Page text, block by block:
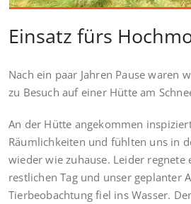
Einsatz fürs
Nach ein paar Jahren Pause waren
zu Besuch auf einer Hütte am
An der Hütte angekommen
Räumlichkeiten und fühlten uns in
wieder wie zuhause. Leider regnete
restlichen Tag und unser geplanter
Tierbeobachtung fiel ins Wasser.